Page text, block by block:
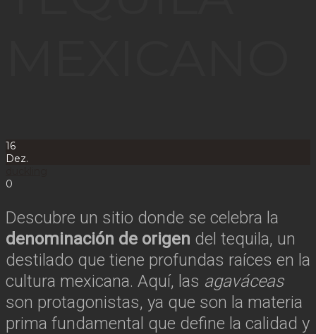
16
Dez.
0
Descubre un sitio donde se celebra la
denominación de origen del tequila, un
destilado que tiene profundas raíces en la
cultura mexicana. Aquí, las agaváceas
son protagonistas, ya que son la materia
prima fundamental que define la calidad y